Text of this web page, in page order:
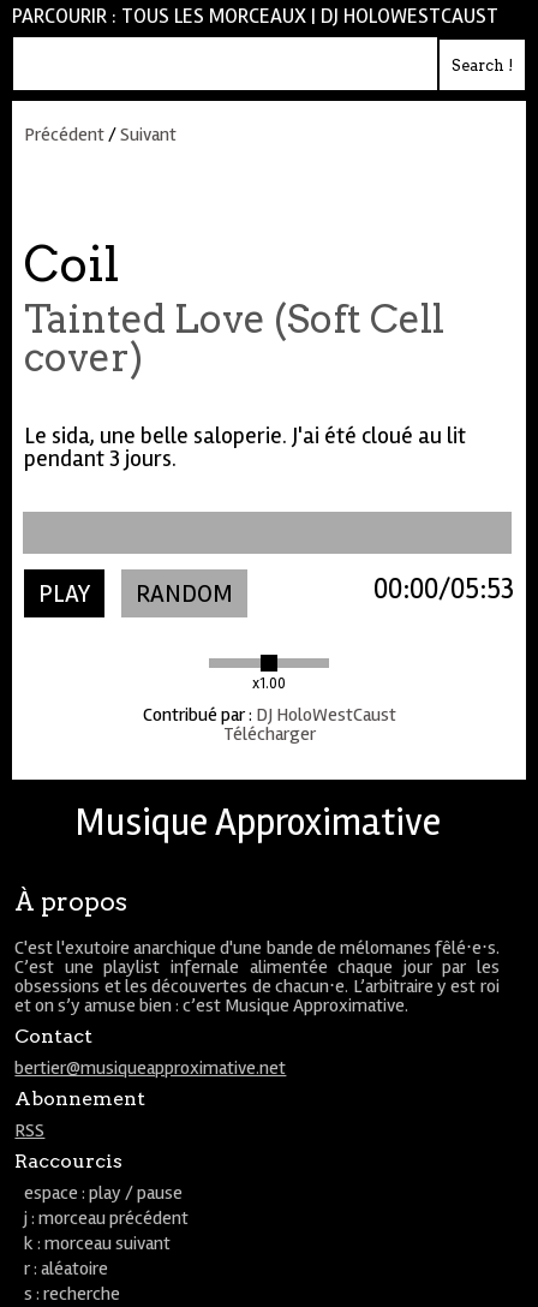
PARCOURIR : TOUS LES MORCEAUX | DJ HOLOWESTCAUST
Précédent/Suivant
Coil
Tainted Love (Soft Cell
cover)
Le sida, une belle saloperie. J'ai été cloué au lit
pendant 3 jours.
PLAY RANDOM
x1.00
05:53
00:00
Contribué par: DJ HoloWestCaust
Télécharger
Musique Approximative
À propos
C'est l'exutoire anarchique d'une bande de mélomanes fêlé⋅e⋅s.
C’est une playlist infernale alimentée chaque jour par les
obsessions et les découvertes de chacun⋅e. L’arbitraire y est roi
et on s’y amuse bien : c’est Musique Approximative.
Contact
bertier@musiqueapproximative.net
Abonnement
RSS
Raccourcis
espace : play / pause
j : morceau précédent
k : morceau suivant
r : aléatoire
s : recherche